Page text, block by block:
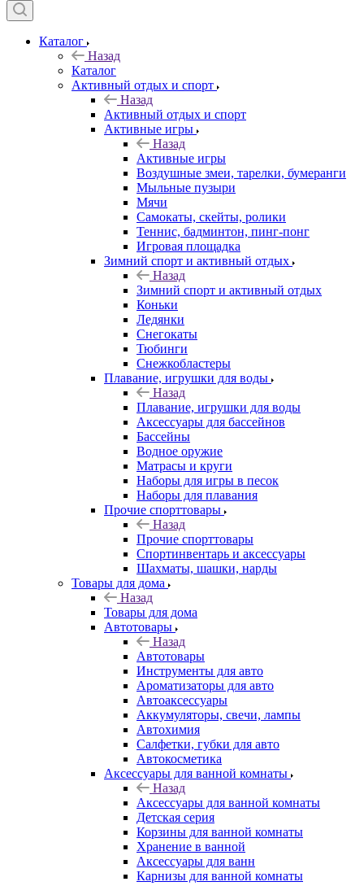
Каталог
Назад
Каталог
Активный отдых и спорт
Назад
Активный отдых и спорт
Активные игры
Назад
Активные игры
Воздушные змеи, тарелки, бумеранги
Мыльные пузыри
Мячи
Самокаты, скейты, ролики
Теннис, бадминтон, пинг-понг
Игровая площадка
Зимний спорт и активный отдых
Назад
Зимний спорт и активный отдых
Коньки
Ледянки
Снегокаты
Тюбинги
Снежкобластеры
Плавание, игрушки для воды
Назад
Плавание, игрушки для воды
Аксессуары для бассейнов
Бассейны
Водное оружие
Матрасы и круги
Наборы для игры в песок
Наборы для плавания
Прочие спорттовары
Назад
Прочие спорттовары
Спортинвентарь и аксессуары
Шахматы, шашки, нарды
Товары для дома
Назад
Товары для дома
Автотовары
Назад
Автотовары
Инструменты для авто
Ароматизаторы для авто
Автоаксессуары
Аккумуляторы, свечи, лампы
Автохимия
Салфетки, губки для авто
Автокосметика
Аксессуары для ванной комнаты
Назад
Аксессуары для ванной комнаты
Детская серия
Корзины для ванной комнаты
Хранение в ванной
Аксессуары для ванн
Карнизы для ванной комнаты